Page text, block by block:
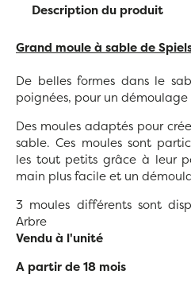
Description du produit
Grand moule à sable de
De belles formes dans le
poignées, pour un
Des moules adaptés pour
sable. Ces moules sont
les tout petits grâce à leur
main plus facile et un
3 moules différents sont
Arbre
Vendu à l'unité
A partir de 18 mois